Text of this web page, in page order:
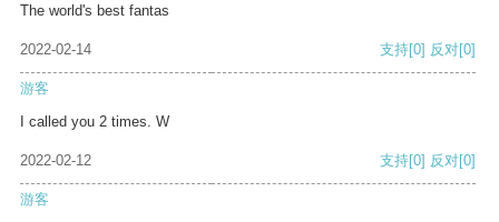
The world's best fantas
2022-02-14 支持[0] 反对[0]
游客
I called you 2 times. W
2022-02-12 支持[0] 反对[0]
游客